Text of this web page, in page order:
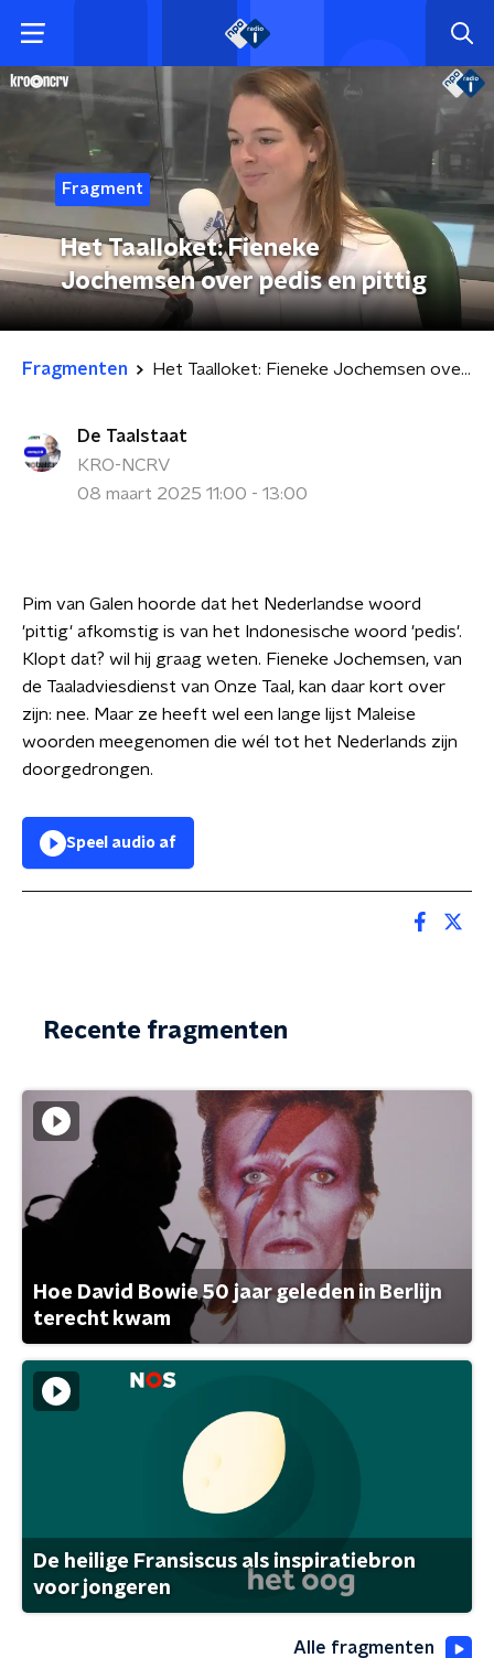
Fragment
Het Taalloket: Fieneke
Jochemsen over pedis en pittig
Fragmenten Het Taalloket: Fieneke Jochemsen over pedis en pittig
De Taalstaat
KRO-NCRV
08 maart 2025 11:00 - 13:00
Pim van Galen hoorde dat het Nederlandse woord
'pittig' afkomstig is van het Indonesische woord 'pedis'.
Klopt dat? wil hij graag weten. Fieneke Jochemsen, van
de Taaladviesdienst van Onze Taal, kan daar kort over
zijn: nee. Maar ze heeft wel een lange lijst Maleise
woorden meegenomen die wél tot het Nederlands zijn
doorgedrongen.
Speel audio af
Recente fragmenten
Hoe David Bowie 50 jaar geleden in Berlijn
terecht kwam
De heilige Fransiscus als inspiratiebron
voor jongeren
Alle fragmenten